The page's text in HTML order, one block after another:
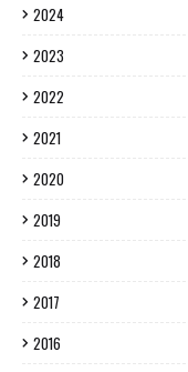
2024
2023
2022
2021
2020
2019
2018
2017
2016